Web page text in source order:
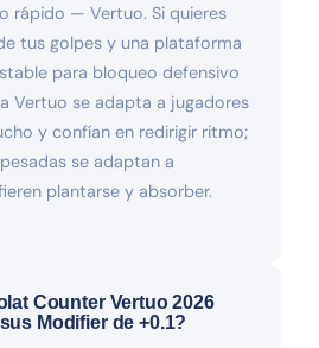
rápido — Vertuo. Si quieres
tus golpes y una plataforma
para bloqueo defensivo
Vertuo se adapta a jugadores
y confían en redirigir ritmo;
se adaptan a
plantarse y absorber.
Counter Vertuo 2026
Modifier de +0.1?